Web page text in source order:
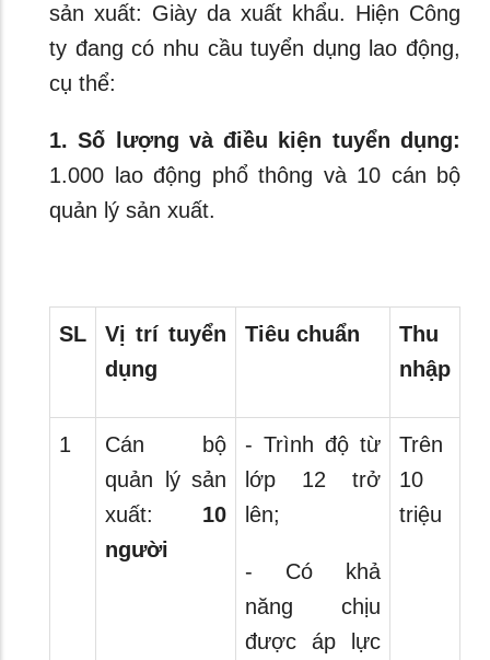
sản xuất: Giày da xuất khẩu. Hiện Công
ty đang có nhu cầu tuyển dụng lao động,
cụ thể:
1. Số lượng và điều kiện tuyển dụng:
1.000 lao động phổ thông và 10 cán bộ
quản lý sản xuất.
SL
Vị trí tuyển
dụng
Tiêu chuẩn
Thu
nhập
1
Cán bộ
quản lý sản
xuất: 10
người
- Trình độ từ
lớp 12 trở
lên;
- Có khả
năng chịu
được áp lực
Trên
10
triệu